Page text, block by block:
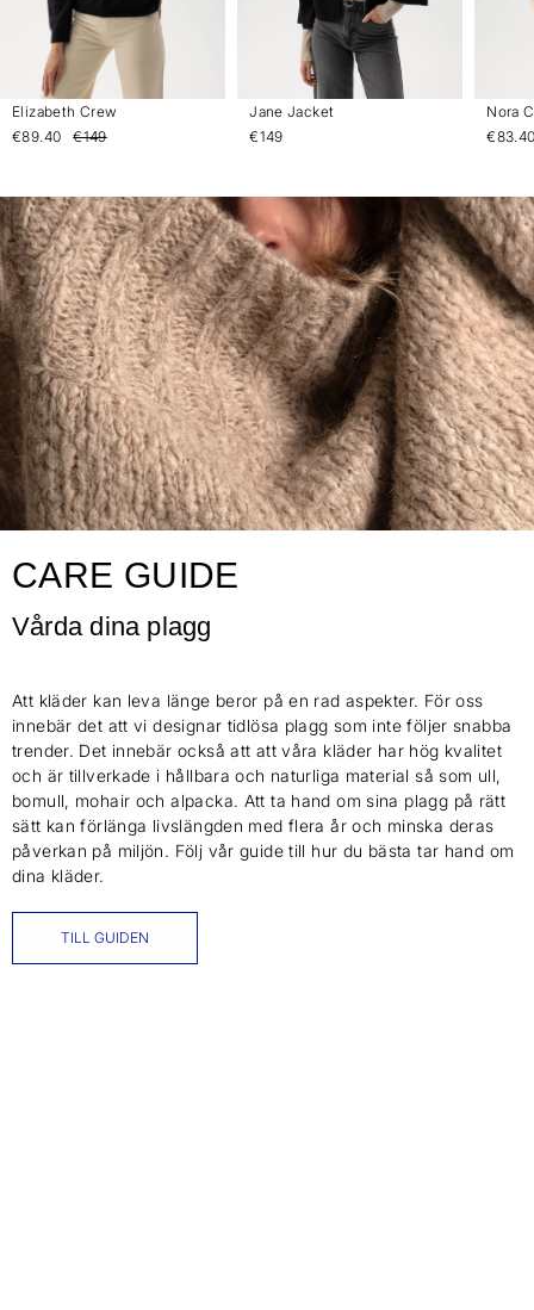
Elizabeth Crew
€89.40
€149
Jane Jacket
€149
Nora
CARE GUIDE
Vårda dina plagg
Att kläder kan leva länge beror på en rad aspekter. För oss
innebär det att vi designar tidlösa plagg som inte följer snabba
trender. Det innebär också att att våra kläder har hög kvalitet
och är tillverkade i hållbara och naturliga material så som ull,
bomull, mohair och alpacka. Att ta hand om sina plagg på rätt
sätt kan förlänga livslängden med flera år och minska deras
påverkan på miljön. Följ vår guide till hur du bästa tar hand om
dina kläder.
TILL GUIDEN